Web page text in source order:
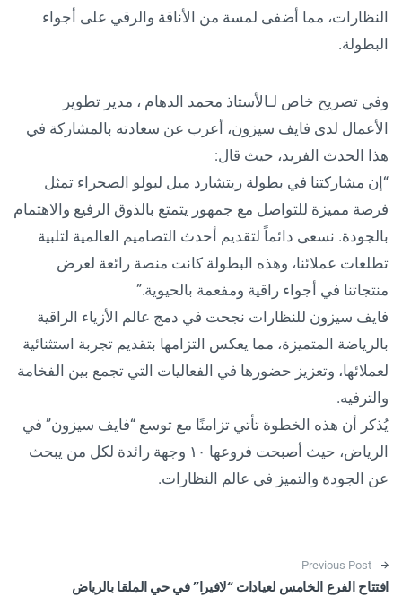
النظارات، مما أضفى لمسة من الأناقة والرقي على أجواء
البطولة.
وفي تصريح خاص لـالأستاذ محمد الدهام ، مدير تطوير
الأعمال لدى فايف سيزون، أعرب عن سعادته بالمشاركة في
هذا الحدث الفريد، حيث قال:
“إن مشاركتنا في بطولة ريتشارد ميل لبولو الصحراء تمثل
فرصة مميزة للتواصل مع جمهور يتمتع بالذوق الرفيع والاهتمام
بالجودة. نسعى دائماً لتقديم أحدث التصاميم العالمية لتلبية
تطلعات عملائنا، وهذه البطولة كانت منصة رائعة لعرض
منتجاتنا في أجواء راقية ومفعمة بالحيوية.”
فايف سيزون للنظارات نجحت في دمج عالم الأزياء الراقية
بالرياضة المتميزة، مما يعكس التزامها بتقديم تجربة استثنائية
لعملائها، وتعزيز حضورها في الفعاليات التي تجمع بين الفخامة
والترفيه.
يُذكر أن هذه الخطوة تأتي تزامنًا مع توسع “فايف سيزون” في
الرياض، حيث أصبحت فروعها ١٠ وجهة رائدة لكل من يبحث
عن الجودة والتميز في عالم النظارات.
Post navigation
Previous Post
افتتاح الفرع الخامس لعيادات “لافيرا” في حي الملقا بالرياض